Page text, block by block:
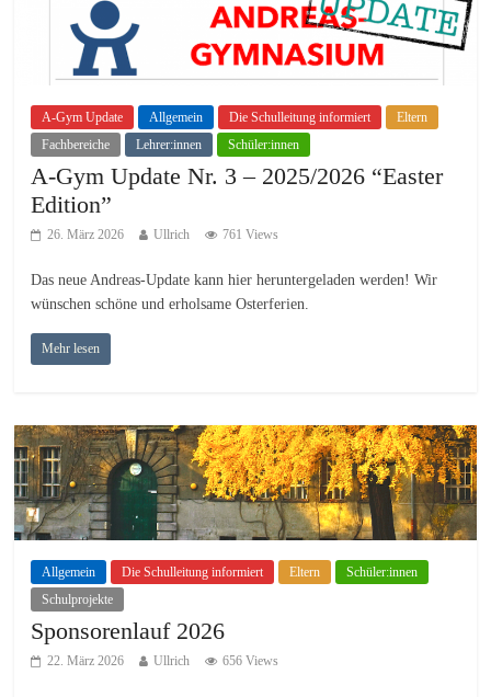
A-Gym Update Allgemein Die Schulleitung informiert
Eltern
Fachbereiche
Lehrer:innen Schüler:innen
A-Gym Update Nr. 3 – 2025/2026 “Easter
Edition”
26. März 2026 Ullrich 761 Views
Das neue Andreas-Update kann hier heruntergeladen werden! Wir
wünschen schöne und erholsame Osterferien.
Mehr lesen
Allgemein Die Schulleitung informiert Eltern
Schüler:innen
Schulprojekte
Sponsorenlauf 2026
22. März 2026 Ullrich 656 Views